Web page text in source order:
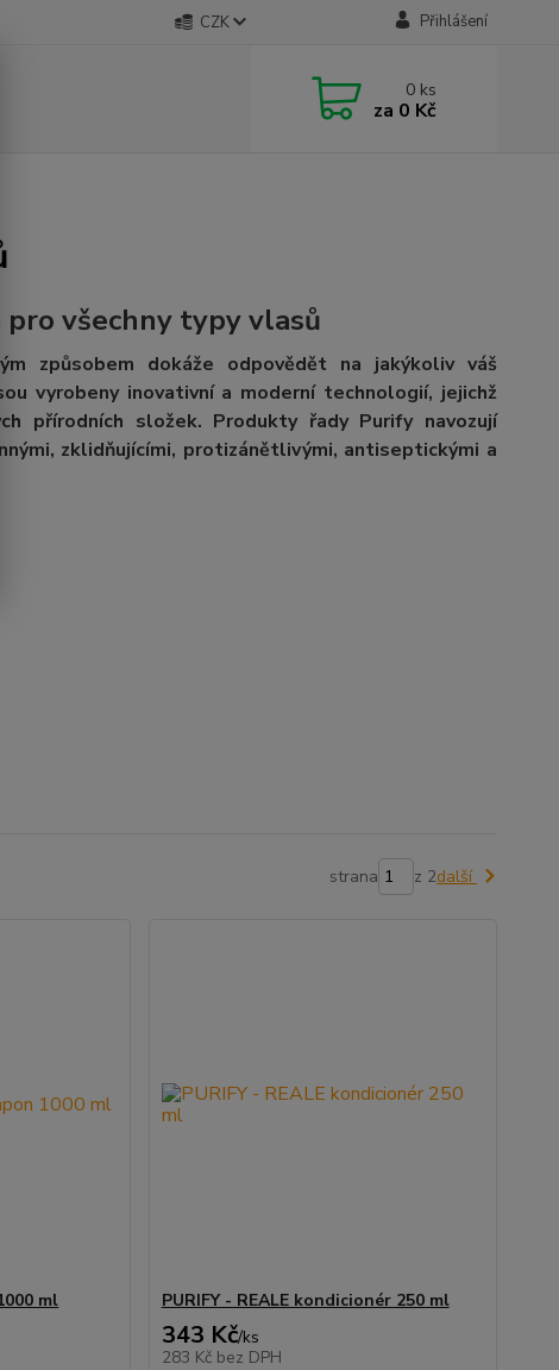
CZK Přihlášení
0 ks
za 0 Kč
všechny typy vlasů
způsobem dokáže odpovědět na jakýkoliv váš
vyrobeny inovativní a moderní technologií, jejichž
přírodních složek. Produkty řady Purify navozují
zklidňujícími, protizánětlivými, antiseptickými a
strana z 2další
ml PURIFY - REALE kondicionér 250 ml
343 Kč/ks
283 Kč bez DPH